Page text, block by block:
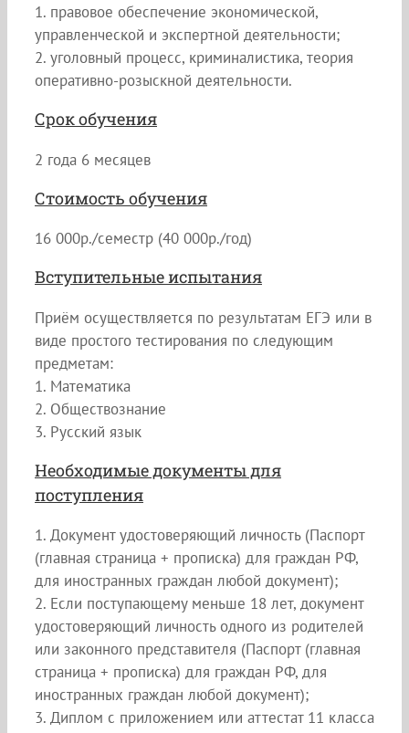
1. правовое обеспечение экономической,
управленческой и экспертной деятельности;
2. уголовный процесс, криминалистика, теория
оперативно-розыскной деятельности.
Срок обучения
2 года 6 месяцев
Стоимость обучения
16 000р./семестр (40 000р./год)
Вступительные испытания
Приём осуществляется по результатам ЕГЭ или в
виде простого тестирования по следующим
предметам:
1. Математика
2. Обществознание
3. Русский язык
Необходимые документы для
поступления
1. Документ удостоверяющий личность (Паспорт
(главная страница + прописка) для граждан РФ,
для иностранных граждан любой документ);
2. Если поступающему меньше 18 лет, документ
удостоверяющий личность одного из родителей
или законного представителя (Паспорт (главная
страница + прописка) для граждан РФ, для
иностранных граждан любой документ);
3. Диплом с приложением или аттестат 11 класса